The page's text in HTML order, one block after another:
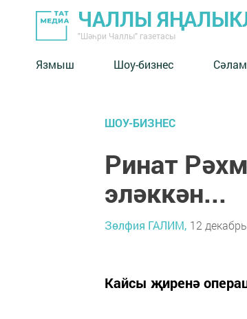
ЧАЛЛЫ
"Шәһри Чаллы" газетасы
Язмыш Шоу-бизнес
ШОУ-БИЗНЕС
Ринат
эләккән...
Зөлфия ГАЛИМ, 12
Кайсы җиренә